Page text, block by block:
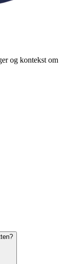
og kontekst om